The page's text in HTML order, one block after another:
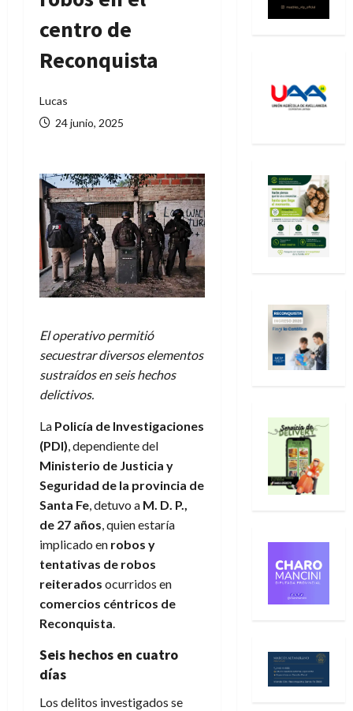
centro de
Reconquista
Lucas
24 junio, 2025
El operativo permitió
secuestrar diversos elementos
sustraídos en seis hechos
delictivos.
La Policía de Investigaciones
(PDI), dependiente del
Ministerio de Justicia y
Seguridad de la provincia de
Santa Fe, detuvo a M. D. P.,
de 27 años, quien estaría
implicado en robos y
tentativas de robos
reiterados ocurridos en
comercios céntricos de
Reconquista.
Seis hechos en cuatro
días
Los delitos investigados se